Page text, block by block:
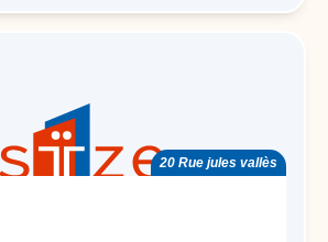
20 Rue jules vallès